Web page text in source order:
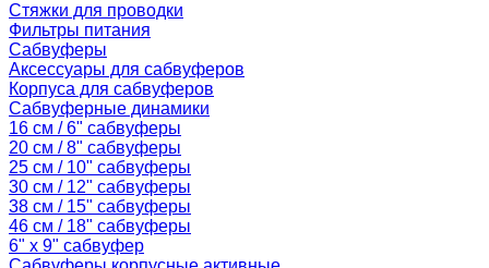
Стяжки для проводки
Фильтры питания
Сабвуферы
Аксессуары для сабвуферов
Корпуса для сабвуферов
Сабвуферные динамики
16 см / 6" сабвуферы
20 см / 8" сабвуферы
25 см / 10" сабвуферы
30 см / 12" сабвуферы
38 см / 15" сабвуферы
46 см / 18" сабвуферы
6" x 9" сабвуфер